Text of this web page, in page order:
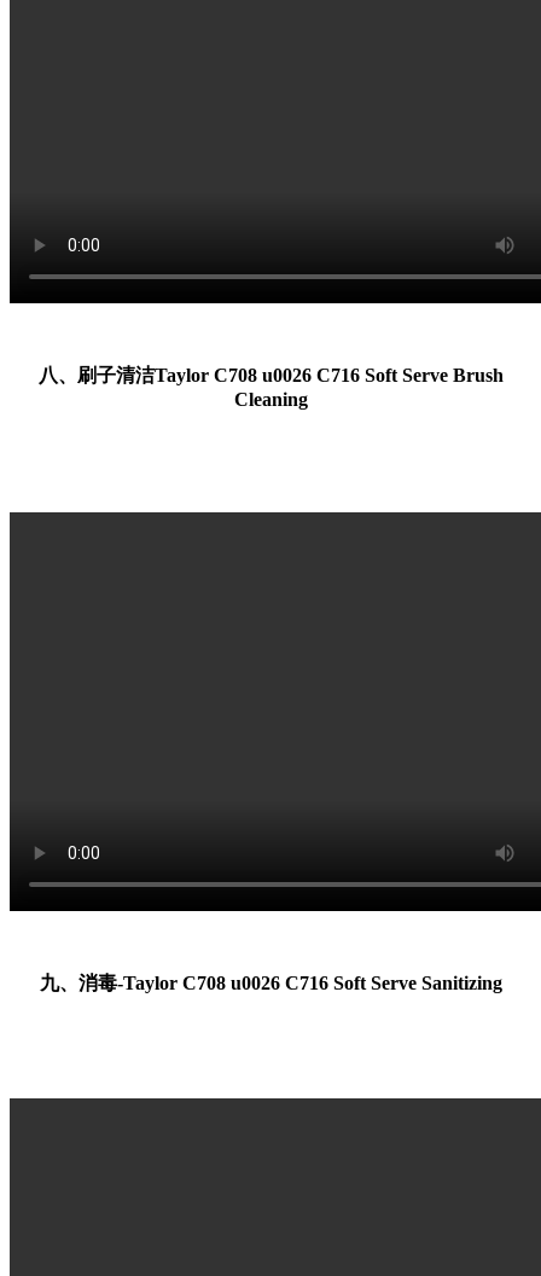
八、刷子清洁Taylor C708 u0026 C716 Soft Serve Brush
Cleaning
九、消毒-Taylor C708 u0026 C716 Soft Serve Sanitizing